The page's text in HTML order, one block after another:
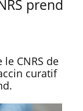
prend
CNRS de
curatif